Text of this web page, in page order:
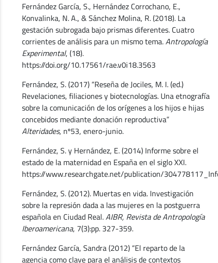
Fernández García, S., Hernández Corrochano, E.,
Konvalinka, N. A., & Sánchez Molina, R. (2018). La
gestación subrogada bajo prismas diferentes. Cuatro
corrientes de análisis para un mismo tema.Antropología
Experimental, (18).
https://doi.org/10.17561/rae.v0i18.3563
Fernández, S. (2017) “Reseña de Jociles, M. I. (ed.)
Revelaciones, filiaciones y biotecnologías. Una etnografía
sobre la comunicación de los orígenes a los hijos e hijas
concebidos mediante donación reproductiva”
Alteridades, nº53, enero-junio.
Fernández, S. y Hernández, E. (2014) Informe sobre el
estado de la maternidad en España en el siglo XXI.
https://www.researchgate.net/publication/
Fernández, S. (2012). Muertas en vida. Investigación
sobre la represión dada a las mujeres en la postguerra
española en Ciudad Real.AIBR, Revista de Antropología
Iberoamericana, 7(3):pp. 327-359.
Fernández García, Sandra (2012) “El reparto de la
agencia como clave para el análisis de contextos